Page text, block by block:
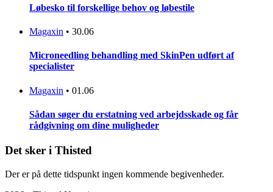
Løbesko til forskellige behov og løbestile
Magaxin • 30.06
Microneedling behandling med SkinPen udført af
specialister
Magaxin • 01.06
Sådan søger du erstatning ved arbejdsskade og får
rådgivning om dine muligheder
Det sker i Thisted
Der er på dette tidspunkt ingen kommende begivenheder.